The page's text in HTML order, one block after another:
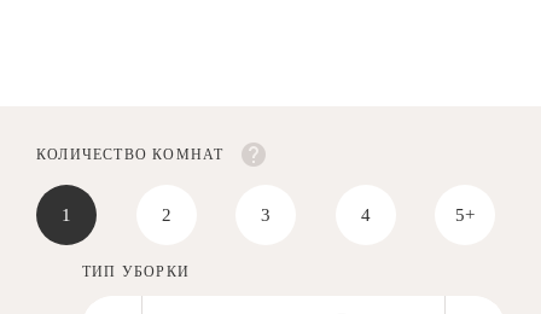
КОЛИЧЕСТВО КОМНАТ
1 2 3 4 5+
ТИП УБОРКИ